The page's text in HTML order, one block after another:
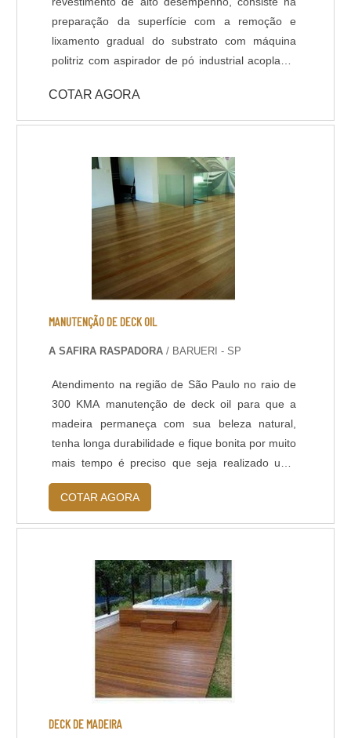
preparação da superfície com a remoção e
lixamento gradual do substrato com máquina
politriz com aspirador de pó industrial acoplado,
ancoragem do revestimento, estucamento e
polimento da superfície e por fim, aplicação da
definidas em projeto ou de acordo com a
usabilidade do piso. Dentro do serviço de pintura
Epóxi de piso, existem diferentes sistemas de
aplicação, que podem variar de acordo com a
finalidade do piso, projeto e normas de
segurança do ambiente. Segue abaixo os
sistemas de revestimentos de alto desempenho
que a Shekel Engenharia oferece: - Piso
Autonivelante em Epóxi - Piso Multicamadas /
Condutivo em Epóxi - Piso Antiderrapante em
COTAR AGORA
MANUTENÇÃO DE DECK OIL
A SAFIRA RASPADORA / BARUERI - SP
Atendimento na região de São Paulo no raio de
300 KMA manutenção de deck oil para que a
madeira permaneça com sua beleza natural,
tenha longa durabilidade e fique bonita por muito
mais tempo é preciso que seja realizado uma
manutenção periódica. O oil tem caído no gosto
de arquitetos e decoradores por proporcionar
uma beleza única. Sem falar que ele penetra nas
deixando que a água entre nas fibras.BEN....
COTAR AGORA
DECK DE MADEIRA